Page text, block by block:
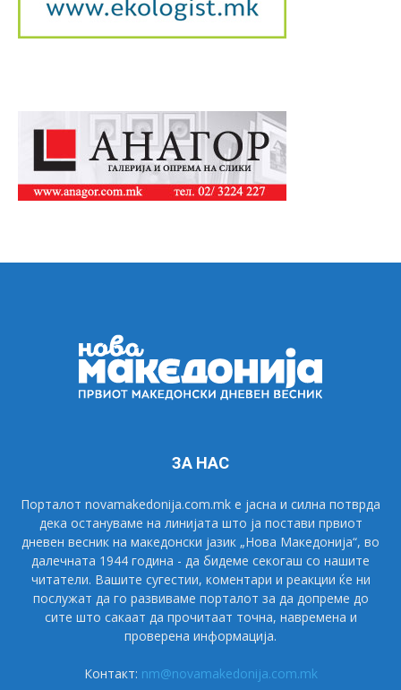
ЗА НАС
Порталот novamakedonija.com.mk е јасна и силна потврда
дека остануваме на линијата што ја постави првиот
дневен весник на македонски јазик „Нова Македонија“, во
далечната 1944 година - да бидеме секогаш со нашите
читатели. Вашите сугестии, коментари и реакции ќе ни
послужат да го развиваме порталот за да допреме до
сите што сакаат да прочитаат точна, навремена и
проверена информација.
Контакт: nm@novamakedonija.com.mk